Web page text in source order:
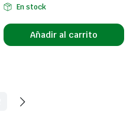
En stock
Añadir al carrito